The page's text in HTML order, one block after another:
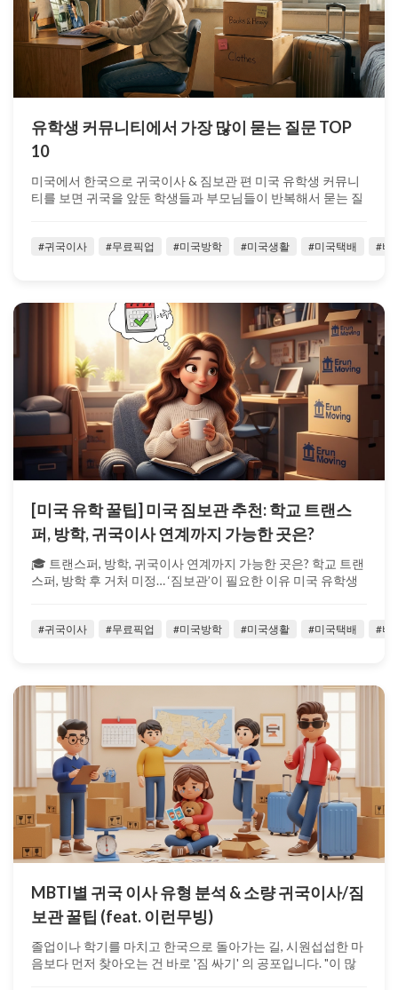
유학생 커뮤니티에서 가장 많이 묻는 질문 TOP
10
미국에서 한국으로 귀국이사 & 짐보관 편 미국 유학생 커뮤니
티를 보면 귀국을 앞둔 학생들과 부모님들이 반복해서 묻는 질
#귀국이사 #무료픽업 #미국방학 #미국생활 #미국택배 #벼
[미국 유학 꿀팁] 미국 짐보관 추천: 학교 트랜스
퍼, 방학, 귀국이사 연계까지 가능한 곳은?
🎓 트랜스퍼, 방학, 귀국이사 연계까지 가능한 곳은? 학교 트랜
스퍼, 방학 후 거처 미정… ‘짐보관’이 필요한 이유 미국 유학생
#귀국이사 #무료픽업 #미국방학 #미국생활 #미국택배 #벼
MBTI별 귀국 이사 유형 분석 & 소량 귀국이사/짐
보관 꿀팁 (feat. 이런무빙)
졸업이나 학기를 마치고 한국으로 돌아가는 길, 시원섭섭한 마
음보다 먼저 찾아오는 건 바로 '짐 싸기' 의 공포입니다. "이 많